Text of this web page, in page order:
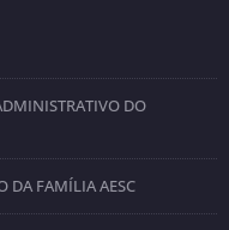
DO
DA FAMÍLIA AESC